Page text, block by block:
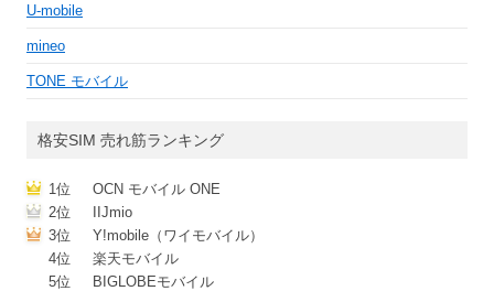
U-mobile
mineo
TONE モバイル
格安SIM 売れ筋ランキング
1位
OCN モバイル ONE
2位
IIJmio
3位
Y!mobile（ワイモバイル）
4位
楽天モバイル
5位
BIGLOBEモバイル